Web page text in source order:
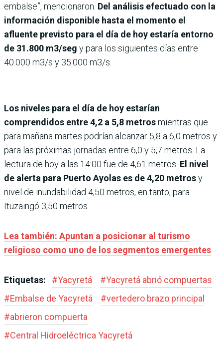
embalse”, mencionaron. Del análisis efectuado con la
información disponible hasta el momento el
afluente previsto para el día de hoy estaría entorno
de 31.800 m3/seg y para los siguientes días entre
40.000 m3/s y 35.000 m3/s.
Los niveles para el día de hoy estarían
comprendidos entre 4,2 a 5,8 metrosmientras que
para mañana martes podrían alcanzar 5,8 a 6,0 metros y
para las próximas jornadas entre 6,0 y 5,7 metros. La
lectura de hoy a las 14:00 fue de 4,61 metros. El nivel
de alerta para Puerto Ayolas es de 4,20 metrosy
nivel de inundabilidad 4,50 metros, en tanto, para
Ituzaingó 3,50 metros.
Lea también: Apuntan a posicionar al turismo
religioso como uno de los segmentos emergentes
Etiquetas: #Yacyretá #Yacyretá abrió compuertas
#Embalse de Yacyretá #vertedero brazo principal
#abrieron compuerta
#Central Hidroeléctrica Yacyretá